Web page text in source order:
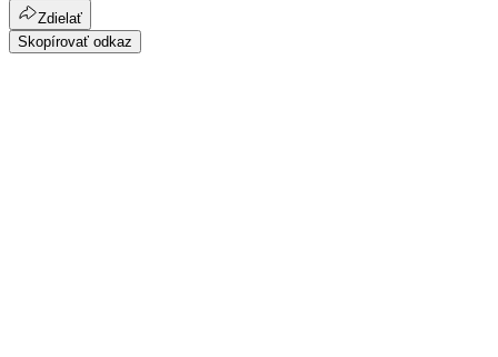
Zdielať
Skopírovať odkaz